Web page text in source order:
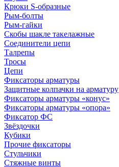
Крюки S-образные
Рым-болты
Рым-гайки
Скобы шакле такелажные
Соединители цепи
Талрепы
Тросы
Цепи
Фиксаторы арматуры
Защитные колпачки на арматуру
Фиксаторы арматуры «конус»
Фиксаторы арматуры «опора»
Фиксатор ФС
Звёздочки
Кубики
Прочие фиксаторы
Стульчики
Стяжные винты